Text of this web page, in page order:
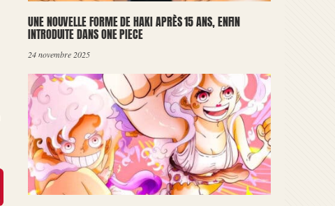
UNE NOUVELLE FORME DE HAKI APRÈS 15 ANS, ENFIN
INTRODUITE DANS ONE PIECE
24 novembre 2025